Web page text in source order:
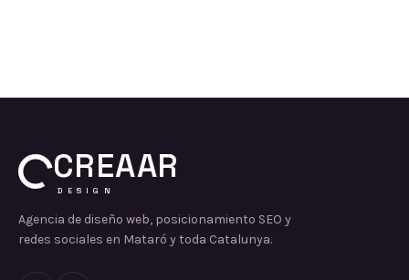
CREAAR
DESIGN
Agencia de diseño web, posicionamiento SEO y
redes sociales en Mataró y toda Catalunya.